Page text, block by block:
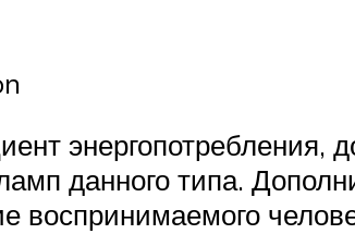
энергопотребления,
данного типа.
воспринимаемого